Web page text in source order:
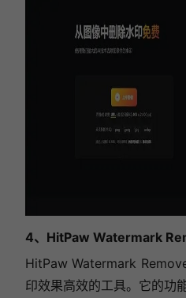
4、 HitPaw Watermark
HitPaw Watermark
印效果高效的工具。它的功